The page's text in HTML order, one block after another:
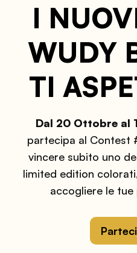
Mondo AIA
I
WUDY
TI
Dal 20 Ottobre al
partecipa al Contest
vincere subito uno
limited edition
accogliere le